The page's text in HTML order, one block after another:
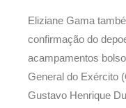
Eliziane Gama
confirmação do
acampamentos
General do Exército
Gustavo Henrique